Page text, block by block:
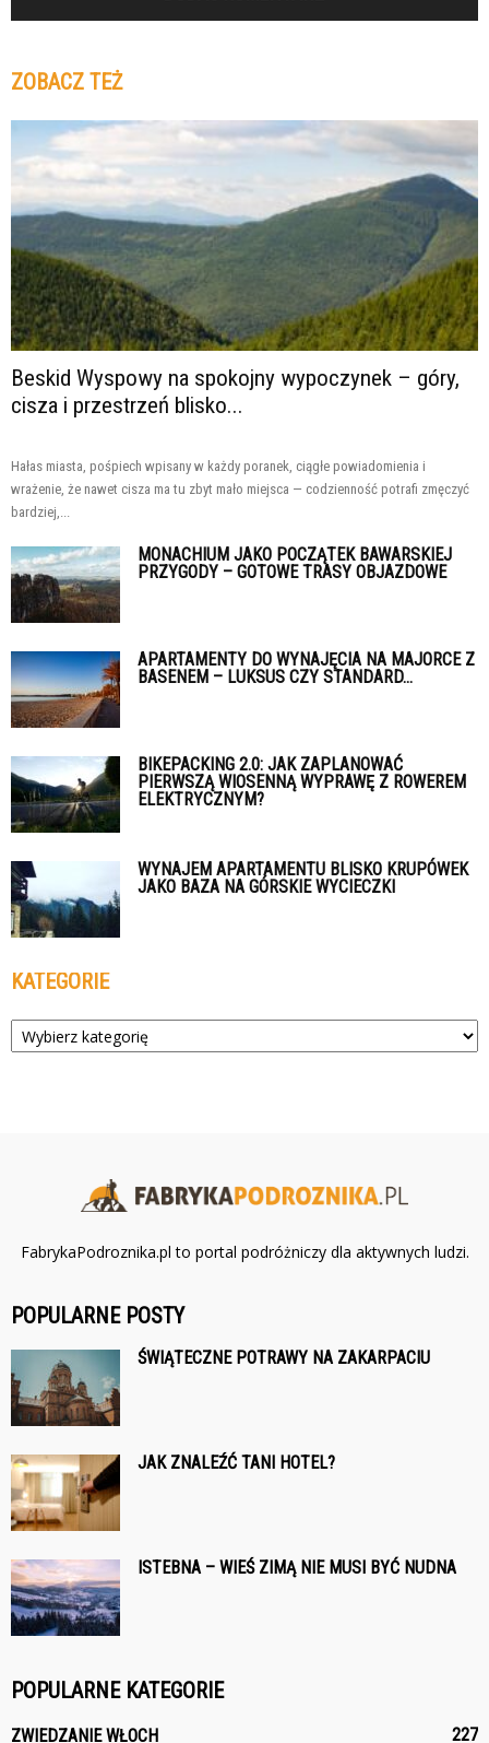
ZOBACZ TEŻ
Beskid Wyspowy na spokojny wypoczynek – góry,
cisza i przestrzeń blisko...
Hałas miasta, pośpiech wpisany w każdy poranek, ciągłe powiadomienia i
wrażenie, że nawet cisza ma tu zbyt mało miejsca — codzienność potrafi zmęczyć
bardziej,...
MONACHIUM JAKO POCZĄTEK BAWARSKIEJ
PRZYGODY – GOTOWE TRASY OBJAZDOWE
APARTAMENTY DO WYNAJĘCIA NA MAJORCE Z
BASENEM – LUKSUS CZY STANDARD...
BIKEPACKING 2.0: JAK ZAPLANOWAĆ
PIERWSZĄ WIOSENNĄ WYPRAWĘ Z ROWEREM
ELEKTRYCZNYM?
WYNAJEM APARTAMENTU BLISKO KRUPÓWEK
JAKO BAZA NA GÓRSKIE WYCIECZKI
KATEGORIE
Kategorie
FabrykaPodroznika.pl to portal podróżniczy dla aktywnych ludzi.
POPULARNE POSTY
ŚWIĄTECZNE POTRAWY NA ZAKARPACIU
JAK ZNALEŹĆ TANI HOTEL?
ISTEBNA – WIEŚ ZIMĄ NIE MUSI BYĆ NUDNA
POPULARNE KATEGORIE
ZWIEDZANIE WŁOCH 227